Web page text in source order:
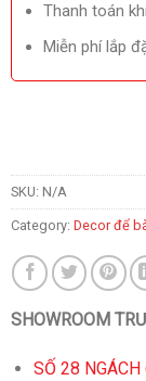
Thanh toán
Miễn phí lắp
SKU: N/A
Category: Decor để
SHOWROOM
SỐ 28